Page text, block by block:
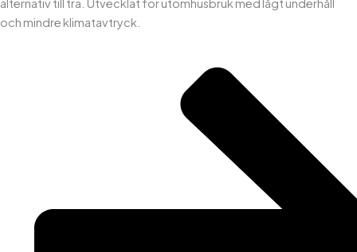
alternativ till trä. Utvecklat för utomhusbruk med lågt underhåll
och mindre klimatavtryck.